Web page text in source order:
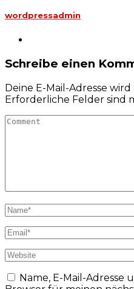
wordpressadmin
Schreibe einen
Deine E-Mail-Adresse
Erforderliche Felder sind
Name, E-Mail-Adresse